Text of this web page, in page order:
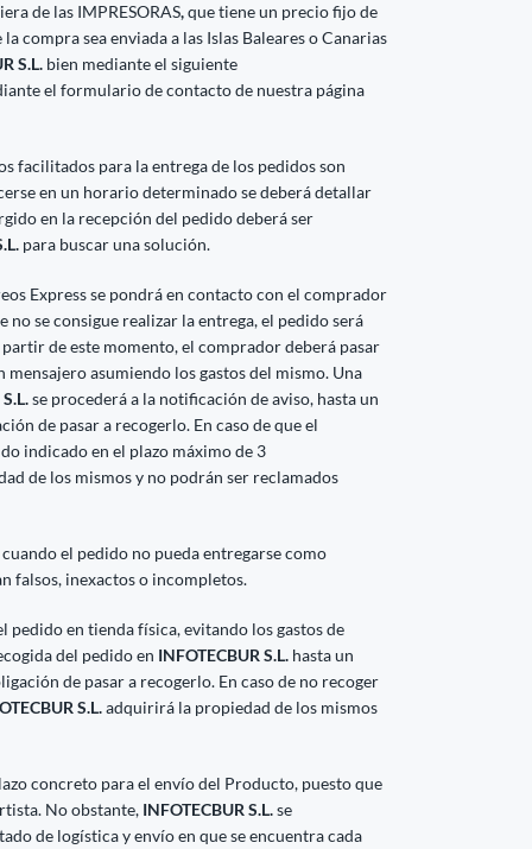
de las IMPRESORAS,que tiene un precio fijo de
compra sea enviada a las Islas Baleares o Canarias
S.L. bien mediante el siguiente
el formulario de contacto de nuestra página
facilitados para la entrega de los pedidos son
en un horario determinado se deberá detallar
en la recepción del pedido deberá ser
para buscar una solución.
Express se pondrá en contacto con el comprador
no se consigue realizar la entrega, el pedido será
de este momento, el comprador deberá pasar
asumiendo los gastos del mismo. Una
se procederá a la notificación de aviso, hasta un
de pasar a recogerlo. En caso de que el
indicado en el plazo máximo de 3
de los mismos y no podrán ser reclamados
el pedido no pueda entregarse como
falsos, inexactos o incompletos.
en tienda física, evitando los gastos de
del pedido en INFOTECBUR S.L. hasta un
de pasar a recogerlo. En caso de no recoger
S.L.adquirirá la propiedad de los mismos
concreto para el envío del Producto, puesto que
No obstante, INFOTECBUR S.L.se
de logística y envío en que se encuentra cada